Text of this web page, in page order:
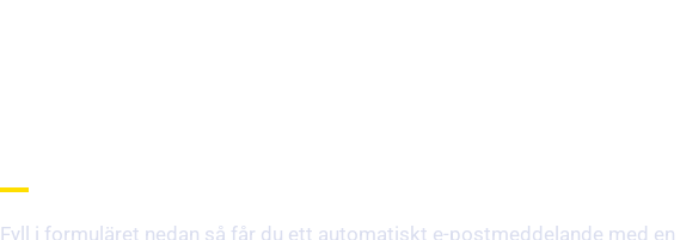
Fyll i formuläret nedan så får du ett automatiskt e-postmeddelande med en